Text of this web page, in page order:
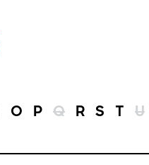
O P Q R S T U